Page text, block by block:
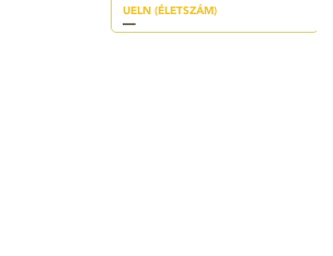
UELN (ÉLETSZÁM)
—